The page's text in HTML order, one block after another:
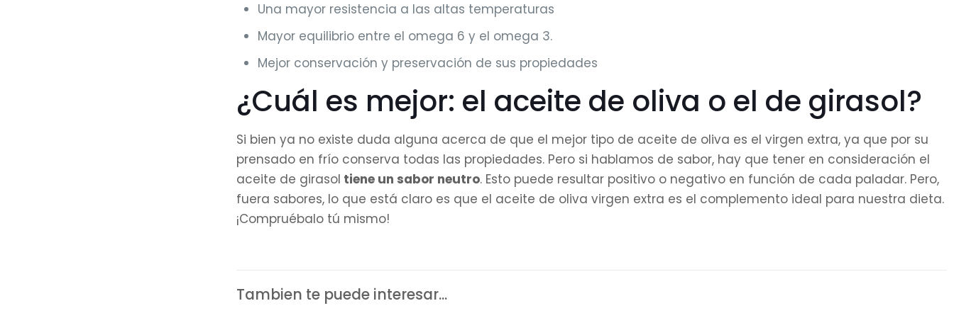
Una mayor resistencia a las altas temperaturas
Mayor equilibrio entre el omega 6 y el omega 3.
Mejor conservación y preservación de sus propiedades
¿Cuál es mejor: el aceite de oliva o el de girasol?
Si bien ya no existe duda alguna acerca de que el mejor tipo de aceite de oliva es el virgen extra, ya que por su
prensado en frío conserva todas las propiedades. Pero si hablamos de sabor, hay que tener en consideración el
aceite de girasol tiene un sabor neutro. Esto puede resultar positivo o negativo en función de cada paladar. Pero,
fuera sabores, lo que está claro es que el aceite de oliva virgen extra es el complemento ideal para nuestra dieta.
¡Compruébalo tú mismo!
Tambien te puede interesar...